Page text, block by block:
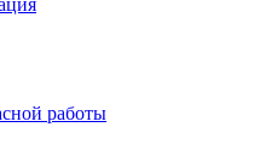
работы